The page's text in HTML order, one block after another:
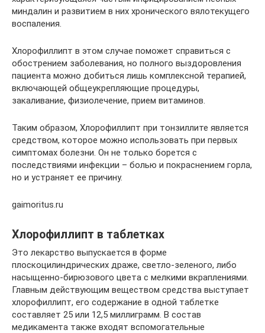
миндалин и развитием в них хронического вялотекущего
воспаления.
Хлорофиллипт в этом случае поможет справиться с
обострением заболевания, но полного выздоровления
пациента можно добиться лишь комплексной терапией,
включающей общеукрепляющие процедуры,
закаливание, физиолечение, прием витаминов.
Таким образом, Хлорофиллипт при тонзиллите является
средством, которое можно использовать при первых
симптомах болезни. Он не только борется с
последствиями инфекции – болью и покраснением горла,
но и устраняет ее причину.
gaimoritus.ru
Хлорофиллипт в таблетках
Это лекарство выпускается в форме
плоскоцилиндрических драже, светло-зеленого, либо
насыщенно-бирюзового цвета с мелкими вкраплениями.
Главным действующим веществом средства выступает
хлорофиллипт, его содержание в одной таблетке
составляет 25 или 12,5 миллиграмм. В состав
медикамента также входят вспомогательные